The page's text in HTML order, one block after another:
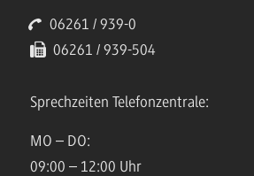
06261 / 939-0
06261 / 939-504
Sprechzeiten Telefonzentrale:
MO – DO:
09:00 – 12:00 Uhr